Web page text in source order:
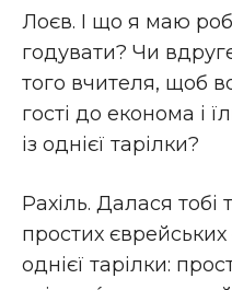
Лоєв. І що я маю
годувати? Чи
того вчителя, щоб
гості до економа і
із однієї тарілки?
Рахіль. Далася тобі
простих єврейських
однієї тарілки: